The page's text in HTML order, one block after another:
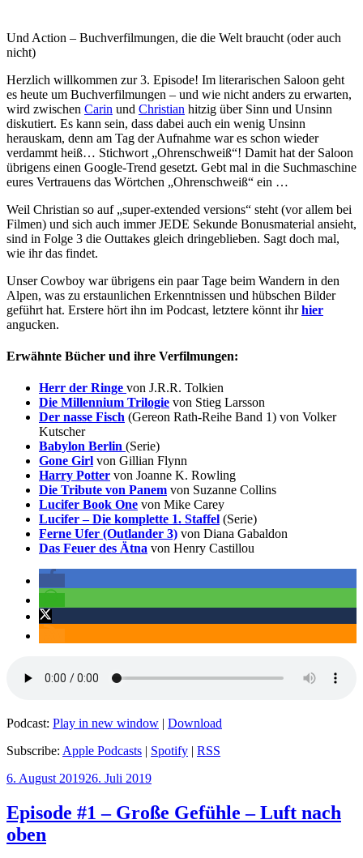
Und Action – Buchverfilmungen, die die Welt braucht (oder auch
nicht)
Herzlich willkommen zur 3. Episode! Im literarischen Saloon geht
es heute um Buchverfilmungen – und wie nicht anders zu erwarten,
wird zwischen Carin und Christian hitzig über Sinn und Unsinn
diskutiert. Es kann sein, dass dabei auch ein wenig Unsinn
herauskam, denn am Tag der Aufnahme war es schon wieder
verdammt heiß… Stichwort „Ohrenschweiß“! Damit hat der Saloon
übrigens einen Google-Trend gesetzt. Gebt mal in die Suchmaschine
eures Vertrauens das Wörtchen „Ohrenschweiß“ ein …
Weil Christian so auf „super-extended versions“ steht (vor allem bei
Filmen) und sich auch immer JEDE Sekunde Bonusmaterial ansieht,
sind in Folge 3 die Outtakes gleich dringeblieben. Sagt doch mal,
wie ihr das findet.
Unser Cowboy war übrigens ein paar Tage beim Wandern in den
Alpen, was zu erstaunlichen Erkenntnissen und hübschen Bilder
geführt hat. Erstere hört ihn im Podcast, letztere könnt ihrhier
angucken.
Erwähnte Bücher und ihre Verfilmungen:
Herr der Ringe von J.R.R. Tolkien
Die Millennium Trilogie von Stieg Larsson
Der nasse Fisch (Gereon Rath-Reihe Band 1) von Volker
Kutscher
Babylon Berlin (Serie)
Gone Girl von Gillian Flynn
Harry Potter von Joanne K. Rowling
Die Tribute von Panem von Suzanne Collins
Lucifer Book One von Mike Carey
Lucifer – Die komplette 1. Staffel (Serie)
Ferne Ufer (Outlander 3) von Diana Gabaldon
Das Feuer des Ätna von Henry Castillou
Podcast: Play in new window | Download
Subscribe: Apple Podcasts | Spotify | RSS
Veröffentlicht
6. August 201926. Juli 2019
Episode #1 – Große Gefühle – Luft nach
oben